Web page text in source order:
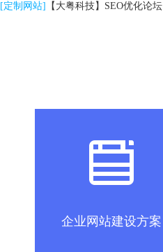
单的事情
[定制网站] 【大粤科技】SEO优化论坛
企业网站建设方案